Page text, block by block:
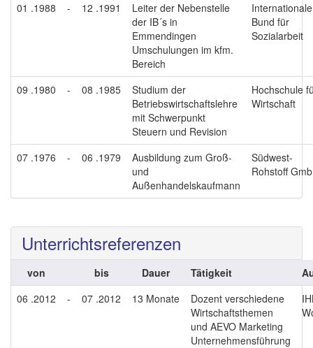
01 .1988
- 12 .1991
Leiter der Nebenstelle
der IB´s in
Emmendingen
Umschulungen im kfm.
Bereich
Bund für
Sozialarbeit
09 .1980 - 08 .1985
Studium der
Betriebswirtschaftslehre
mit Schwerpunkt
Steuern und Revision
Hochschule
Wirtschaft
07 .1976 - 06 .1979
Ausbildung zum Groß-
und
Außenhandelskaufmann
Südwest-
Rohstoff
Unterrichtsreferenzen
von bis Dauer Tätigkeit
06 .2012
- 07 .2012 13 Monate
Dozent verschiedene
Wirtschaftsthemen
und AEVO Marketing
Unternehmensführung